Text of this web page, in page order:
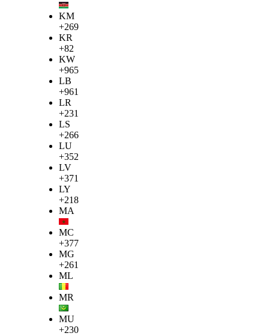
KM
+269
KR
+82
KW
+965
LB
+961
LR
+231
LS
+266
LU
+352
LV
+371
LY
+218
MA
MC
+377
MG
+261
ML
MR
MU
+230